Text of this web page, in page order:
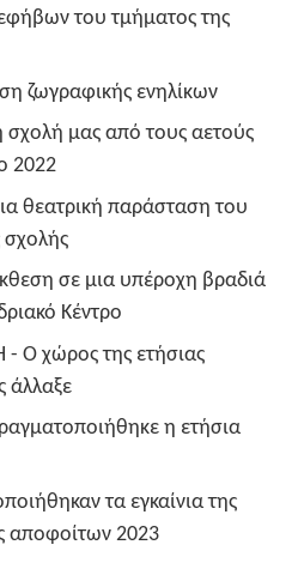
του τμήματος της
ζωγραφικής ενηλίκων
μας από τους αετούς
2022
θεατρική παράσταση του
σε μια υπέροχη βραδιά
Κέντρο
Ο χώρος της ετήσιας
άλλαξε
η ετήσια
τα εγκαίνια της
αποφοίτων 2023